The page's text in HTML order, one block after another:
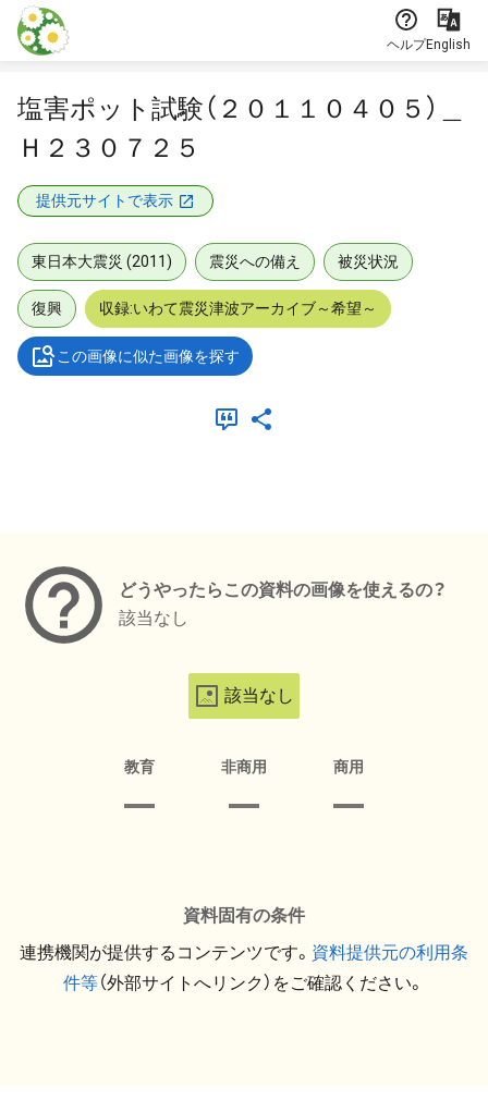
本文に飛ぶ
ヘルプEnglish
塩害ポット試験（２０１１０４０５）＿
Ｈ２３０７２５
提供元サイトで表示
東日本大震災 (2011) 震災への備え 被災状況
復興 収録:いわて震災津波アーカイブ～希望～
この画像に似た画像を探す
どうやったらこの資料の画像を使えるの？
該当なし
該当なし
教育 非商用 商用
資料固有の条件
連携機関が提供するコンテンツです。 資料提供元の利用条
件等（外部サイトへリンク）をご確認ください。